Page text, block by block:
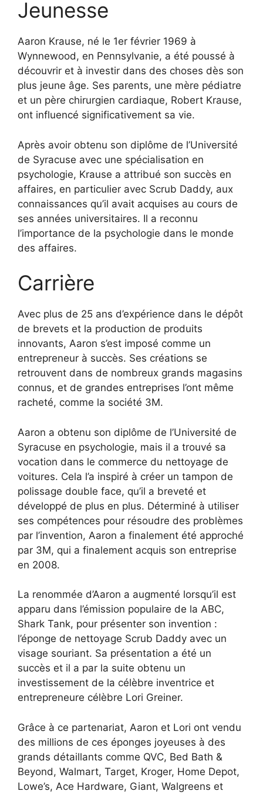
Jeunesse
Aaron Krause, né le 1er février 1969 à
Wynnewood, en Pennsylvanie, a été poussé à
découvrir et à investir dans des choses dès son
plus jeune âge. Ses parents, une mère pédiatre
et un père chirurgien cardiaque, Robert Krause,
ont influencé significativement sa vie.
Après avoir obtenu son diplôme de l’Université
de Syracuse avec une spécialisation en
psychologie, Krause a attribué son succès en
affaires, en particulier avec Scrub Daddy, aux
connaissances qu’il avait acquises au cours de
ses années universitaires. Il a reconnu
l’importance de la psychologie dans le monde
des affaires.
Carrière
Avec plus de 25 ans d’expérience dans le dépôt
de brevets et la production de produits
innovants, Aaron s’est imposé comme un
entrepreneur à succès. Ses créations se
retrouvent dans de nombreux grands magasins
connus, et de grandes entreprises l’ont même
racheté, comme la société 3M.
Aaron a obtenu son diplôme de l’Université de
Syracuse en psychologie, mais il a trouvé sa
vocation dans le commerce du nettoyage de
voitures. Cela l’a inspiré à créer un tampon de
polissage double face, qu’il a breveté et
développé de plus en plus. Déterminé à utiliser
ses compétences pour résoudre des problèmes
par l’invention, Aaron a finalement été approché
par 3M, qui a finalement acquis son entreprise
en 2008.
La renommée d’Aaron a augmenté lorsqu’il est
apparu dans l’émission populaire de la ABC,
Shark Tank, pour présenter son invention :
l’éponge de nettoyage Scrub Daddy avec un
visage souriant. Sa présentation a été un
succès et il a par la suite obtenu un
investissement de la célèbre inventrice et
entrepreneure célèbre Lori Greiner.
Grâce à ce partenariat, Aaron et Lori ont vendu
des millions de ces éponges joyeuses à des
grands détaillants comme QVC, Bed Bath &
Beyond, Walmart, Target, Kroger, Home Depot,
Lowe’s, Ace Hardware, Giant, Walgreens et